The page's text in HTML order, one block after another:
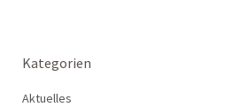
Kategorien
Aktuelles